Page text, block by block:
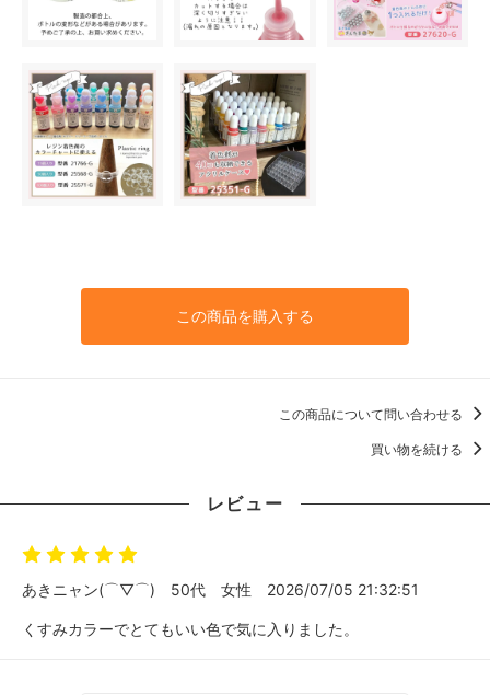
この商品を購入する
この商品について問い合わせる
買い物を続ける
レビュー
あきニャン(⌒▽⌒) 50代 女性 2026/07/05 21:32:51
くすみカラーでとてもいい色で気に入りました。